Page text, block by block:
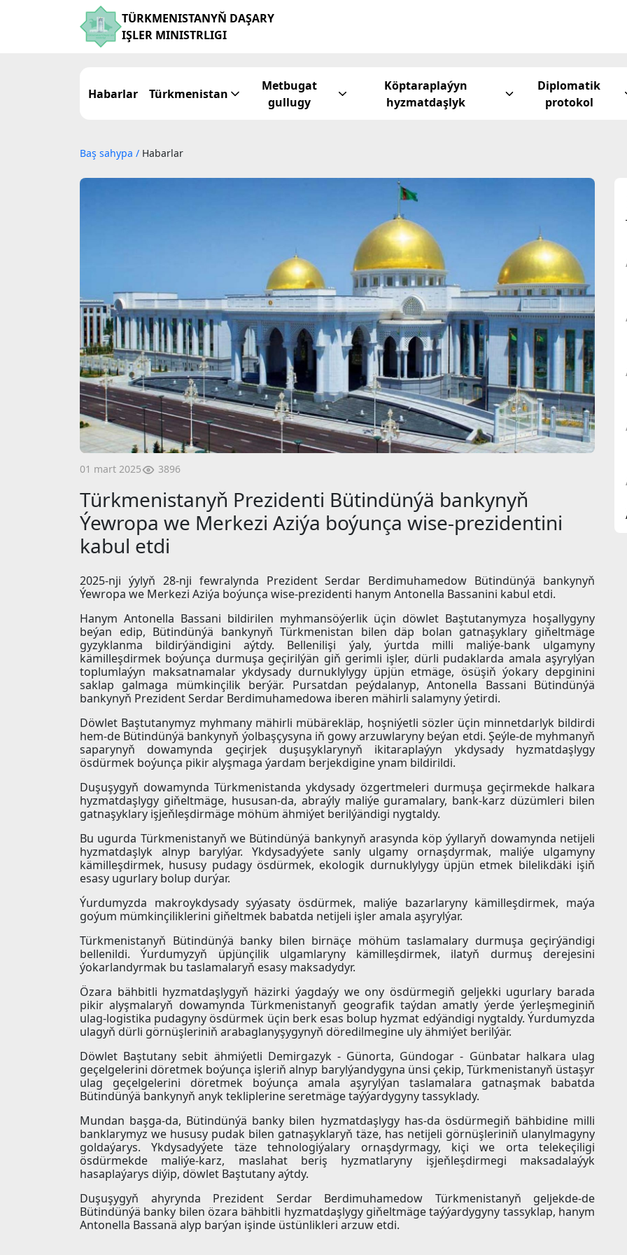
TÜRKMENISTANYŇ DAŞARY
IŞLER MINISTRLIGI
Habarlar Türkmenistan
Metbugat
gullugy
Köptaraplaýyn
hyzmatdaşlyk
Diplomatik
protokol
Baş sahypa / Habarlar
01 mart 2025 3896
Türkmenistanyň Prezidenti Bütindünýä bankynyň
Ýewropa we Merkezi Aziýa boýunça wise-prezidentini
kabul etdi
2025-nji ýylyň 28-nji fewralynda Prezident Serdar Berdimuhamedow Bütindünýä bankynyň
Ýewropa we Merkezi Aziýa boýunça wise-prezidenti hanym Antonella Bassanini kabul etdi.
Hanym Antonella Bassani bildirilen myhmansöýerlik üçin döwlet Baştutanymyza hoşallygyny
beýan edip, Bütindünýä bankynyň Türkmenistan bilen däp bolan gatnaşyklary giňeltmäge
gyzyklanma bildirýändigini aýtdy. Bellenilişi ýaly, ýurtda milli maliýe-bank ulgamyny
kämilleşdirmek boýunça durmuşa geçirilýän giň gerimli işler, dürli pudaklarda amala aşyrylýan
toplumlaýyn maksatnamalar ykdysady durnuklylygy üpjün etmäge, ösüşiň ýokary depginini
saklap galmaga mümkinçilik berýär. Pursatdan peýdalanyp, Antonella Bassani Bütindünýä
bankynyň Prezident Serdar Berdimuhamedowa iberen mähirli salamyny ýetirdi.
Döwlet Baştutanymyz myhmany mähirli mübärekläp, hoşniýetli sözler üçin minnetdarlyk bildirdi
hem-de Bütindünýä bankynyň ýolbaşçysyna iň gowy arzuwlaryny beýan etdi. Şeýle-de myhmanyň
saparynyň dowamynda geçirjek duşuşyklarynyň ikitaraplaýyn ykdysady hyzmatdaşlygy
ösdürmek boýunça pikir alyşmaga ýardam berjekdigine ynam bildirildi.
Duşuşygyň dowamynda Türkmenistanda ykdysady özgertmeleri durmuşa geçirmekde halkara
hyzmatdaşlygy giňeltmäge, hususan-da, abraýly maliýe guramalary, bank-karz düzümleri bilen
gatnaşyklary işjeňleşdirmäge möhüm ähmiýet berilýändigi nygtaldy.
Bu ugurda Türkmenistanyň we Bütindünýä bankynyň arasynda köp ýyllaryň dowamynda netijeli
hyzmatdaşlyk alnyp barylýar. Ykdysadyýete sanly ulgamy ornaşdyrmak, maliýe ulgamyny
kämilleşdirmek, hususy pudagy ösdürmek, ekologik durnuklylygy üpjün etmek bilelikdäki işiň
esasy ugurlary bolup durýar.
Ýurdumyzda makroykdysady syýasaty ösdürmek, maliýe bazarlaryny kämilleşdirmek, maýa
goýum mümkinçiliklerini giňeltmek babatda netijeli işler amala aşyrylýar.
Türkmenistanyň Bütindünýä banky bilen birnäçe möhüm taslamalary durmuşa geçirýändigi
bellenildi. Ýurdumyzyň üpjünçilik ulgamlaryny kämilleşdirmek, ilatyň durmuş derejesini
ýokarlandyrmak bu taslamalaryň esasy maksadydyr.
Özara bähbitli hyzmatdaşlygyň häzirki ýagdaýy we ony ösdürmegiň geljekki ugurlary barada
pikir alyşmalaryň dowamynda Türkmenistanyň geografik taýdan amatly ýerde ýerleşmeginiň
ulag-logistika pudagyny ösdürmek üçin berk esas bolup hyzmat edýändigi nygtaldy. Ýurdumyzda
ulagyň dürli görnüşleriniň arabaglanyşygynyň döredilmegine uly ähmiýet berilýär.
Döwlet Baştutany sebit ähmiýetli Demirgazyk - Günorta, Gündogar - Günbatar halkara ulag
geçelgelerini döretmek boýunça işleriň alnyp barylýandygyna ünsi çekip, Türkmenistanyň üstaşyr
ulag geçelgelerini döretmek boýunça amala aşyrylýan taslamalara gatnaşmak babatda
Bütindünýä bankynyň anyk tekliplerine seretmäge taýýardygyny tassyklady.
Mundan başga-da, Bütindünýä banky bilen hyzmatdaşlygy has-da ösdürmegiň bähbidine milli
banklarymyz we hususy pudak bilen gatnaşyklaryň täze, has netijeli görnüşleriniň ulanylmagyny
goldaýarys. Ykdysadyýete täze tehnologiýalary ornaşdyrmagy, kiçi we orta telekeçiligi
ösdürmekde maliýe-karz, maslahat beriş hyzmatlaryny işjeňleşdirmegi maksadalaýyk
hasaplaýarys diýip, döwlet Baştutany aýtdy.
Duşuşygyň ahyrynda Prezident Serdar Berdimuhamedow Türkmenistanyň geljekde-de
Bütindünýä banky bilen özara bähbitli hyzmatdaşlygy giňeltmäge taýýardygyny tassyklap, hanym
Antonella Bassanä alyp barýan işinde üstünlikleri arzuw etdi.